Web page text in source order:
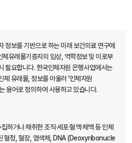
정보를 기반으로 하는 미래 보건의료 연구에
유래물기증자의 임상, 역학정보 및 이로부
필요합니다. 한국인체자원 은행사업에서는
유래물, 정보를 아울러 ‘인체자원
어로 정의하여 사용하고 있습니다.
하거나 채취한 조직·세포·혈액·체액 등 인체
혈청, 혈장, 염색체, DNA (Deoxyribonucle